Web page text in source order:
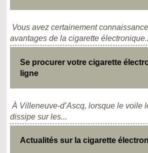
Vous avez certainement
avantages de la cigarette
Se procurer votre cigarette
ligne
À Villeneuve-d’Ascq, lorsque le voile
dissipe sur les...
Actualités sur la cigarette